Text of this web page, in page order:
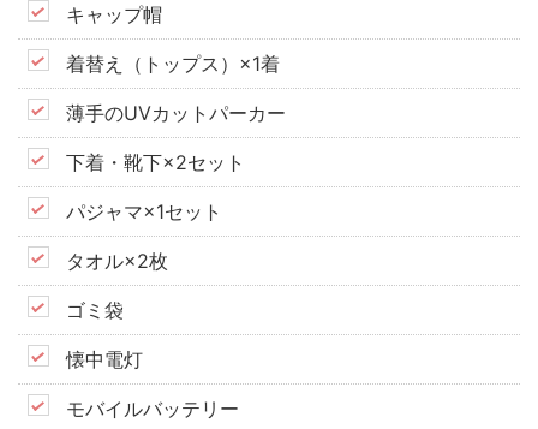
キャップ帽
着替え（トップス）×1着
薄手のUVカットパーカー
下着・靴下×2セット
パジャマ×1セット
タオル×2枚
ゴミ袋
懐中電灯
モバイルバッテリー